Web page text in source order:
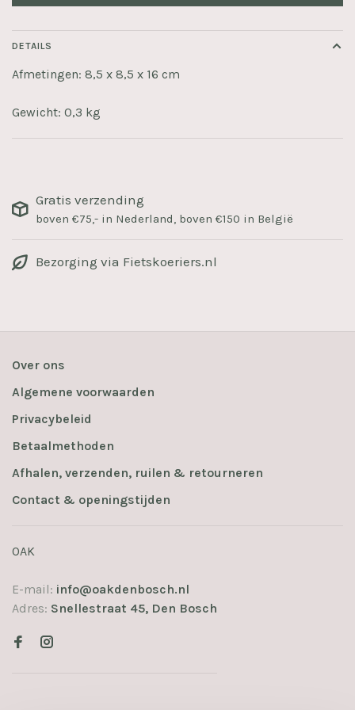
DETAILS
Afmetingen: 8,5 x 8,5 x 16 cm
Gewicht: 0,3 kg
Gratis verzending
boven €75,- in Nederland, boven €150 in België
Bezorging via Fietskoeriers.nl
Over ons
Algemene voorwaarden
Privacybeleid
Betaalmethoden
Afhalen, verzenden, ruilen & retourneren
Contact & openingstijden
OAK
E-mail: info@oakdenbosch.nl
Adres: Snellestraat 45, Den Bosch